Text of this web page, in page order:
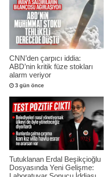
CNN’den çarpıcı iddia:
ABD’nin kritik füze stokları
alarm veriyor
3 gün önce
Tutuklanan Erdal Beşikçioğlu
Dosyasında Yeni Gelişme: